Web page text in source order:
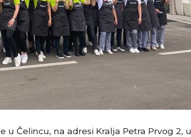
Čelincu, na adresi Kralja Petra Prvog 2, u